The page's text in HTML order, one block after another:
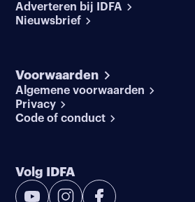
Adverteren bij IDFA
Nieuwsbrief
Voorwaarden
Algemene voorwaarden
Privacy
Code of conduct
Volg IDFA